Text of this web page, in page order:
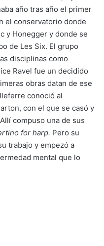
año tras año el primer
el conservatorio donde
y Honegger y donde se
de Les Six. El grupo
disciplinas como
Ravel fue un decidido
obras datan de ese
conoció al
con el que se casó y
compuso una de sus
for harp. Pero su
trabajo y empezó a
mental que lo